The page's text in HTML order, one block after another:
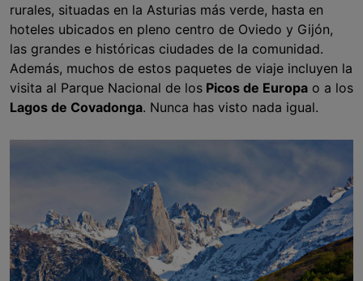
rurales, situadas en la Asturias más verde, hasta en
hoteles ubicados en pleno centro de Oviedo y Gijón,
las grandes e históricas ciudades de la comunidad.
Además, muchos de estos paquetes de viaje incluyen la
visita al Parque Nacional de los Picos de Europa o a los
Lagos de Covadonga. Nunca has visto nada igual.